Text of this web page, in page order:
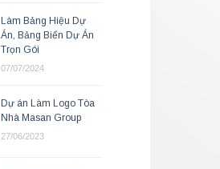
Làm Bảng Hiệu Dự
Án, Bảng Biển Dự Án
Trọn Gói
07/07/2024
Dự án Làm Logo Tòa
Nhà Masan Group
27/06/2023